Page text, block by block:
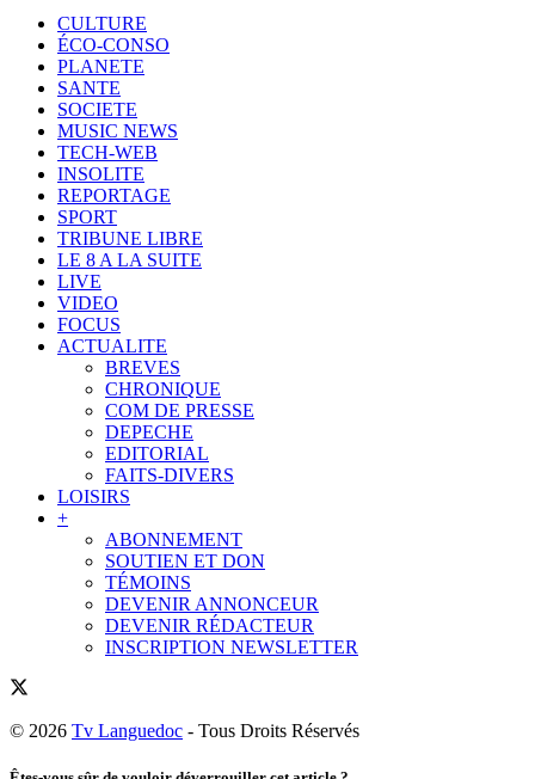
CULTURE
ÉCO-CONSO
PLANETE
SANTE
SOCIETE
MUSIC NEWS
TECH-WEB
INSOLITE
REPORTAGE
SPORT
TRIBUNE LIBRE
LE 8 A LA SUITE
LIVE
VIDEO
FOCUS
ACTUALITE
BREVES
CHRONIQUE
COM DE PRESSE
DEPECHE
EDITORIAL
FAITS-DIVERS
LOISIRS
+
ABONNEMENT
SOUTIEN ET DON
TÉMOINS
DEVENIR ANNONCEUR
DEVENIR RÉDACTEUR
INSCRIPTION NEWSLETTER
© 2026 Tv Languedoc - Tous Droits Réservés